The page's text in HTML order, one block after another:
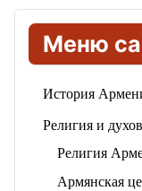
Меню
История
Религия и
Религия
Армянская